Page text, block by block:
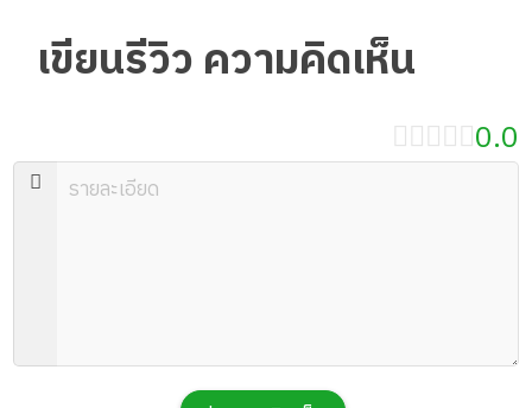
เขียนรีวิว ความคิดเห็น
0.0